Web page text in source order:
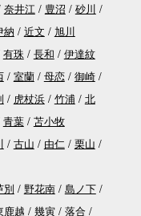
奈井江 豊沼
砂川
納 近文
旭川
有珠 長和
伊達紋
室蘭 母恋
御崎
虎杖浜 竹浦
北
青葉
苫小牧
古山 由仁
栗山
別 野花南
島ノ下
鹿越 幾寅
落合